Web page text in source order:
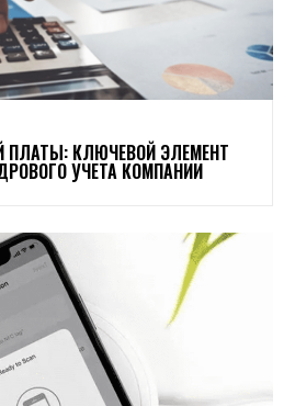
ПЛАТЫ: КЛЮЧЕВОЙ ЭЛЕМЕНТ
УЧЕТА КОМПАНИИ